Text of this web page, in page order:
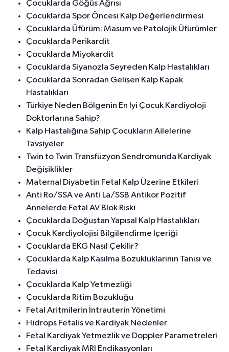
Çocuklarda Göğüs Ağrısı
Çocuklarda Spor Öncesi Kalp Değerlendirmesi
Çocuklarda Üfürüm: Masum ve Patolojik Üfürümler
Çocuklarda Perikardit
Çocuklarda Miyokardit
Çocuklarda Siyanozla Seyreden Kalp Hastalıkları
Çocuklarda Sonradan Gelişen Kalp Kapak
Hastalıkları
Türkiye Neden Bölgenin En İyi Çocuk Kardiyoloji
Doktorlarına Sahip?
Kalp Hastalığına Sahip Çocukların Ailelerine
Tavsiyeler
Twin to Twin Transfüzyon Sendromunda Kardiyak
Değişiklikler
Maternal Diyabetin Fetal Kalp Üzerine Etkileri
Anti Ro/SSA ve Anti La/SSB Antikor Pozitif
Annelerde Fetal AV Blok Riski
Çocuklarda Doğuştan Yapısal Kalp Hastalıkları
Çocuk Kardiyolojisi Bilgilendirme İçeriği
Çocuklarda EKG Nasıl Çekilir?
Çocuklarda Kalp Kasılma Bozukluklarının Tanısı ve
Tedavisi
Çocuklarda Kalp Yetmezliği
Çocuklarda Ritim Bozukluğu
Fetal Aritmilerin İntrauterin Yönetimi
Hidrops Fetalis ve Kardiyak Nedenler
Fetal Kardiyak Yetmezlik ve Doppler Parametreleri
Fetal Kardiyak MRI Endikasyonları